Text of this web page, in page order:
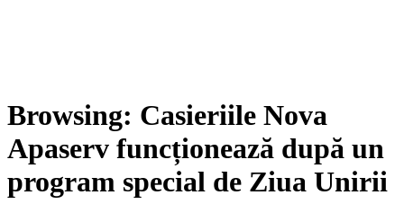
Browsing: Casieriile Nova
Apaserv funcționează după un
program special de Ziua Unirii